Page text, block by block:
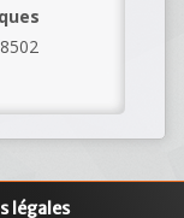
légales